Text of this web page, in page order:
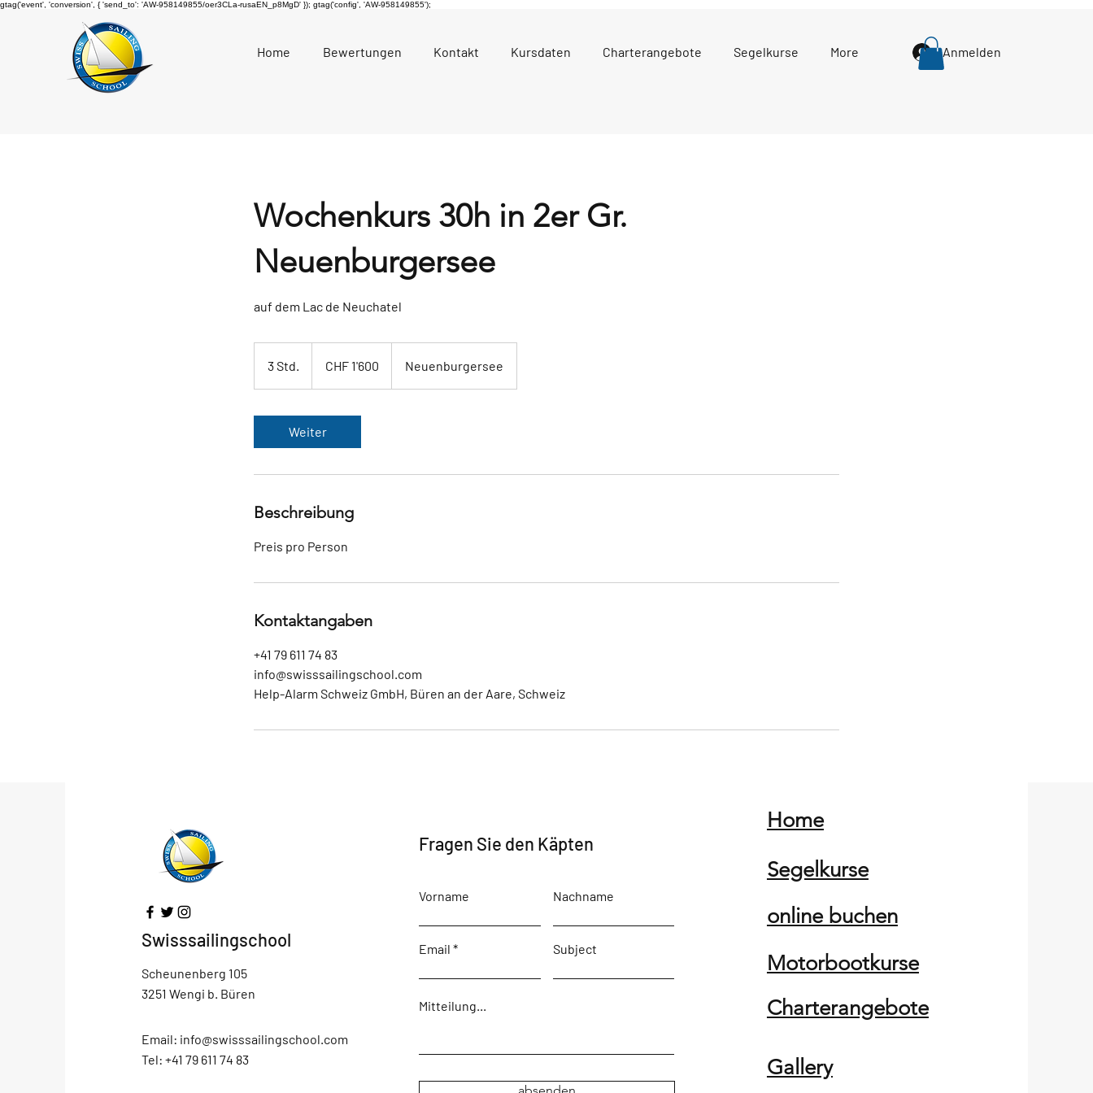
gtag('event', 'conversion', { 'send_to': 'AW-958149855/oer3CLa-rusaEN_p8MgD' }); gtag('config', 'AW-958149855');
Home Bewertungen Kontakt Kursdaten Charterangebote Segelkurse More Anmelden
Wochenkurs 30h in 2er Gr.
Neuenburgersee
auf dem Lac de Neuchatel
3 Std.
S
d
Franken
CHF 1'600 Neuenburgersee
Weiter
Beschreibung
Preis pro Person
Kontaktangaben
+41 79 611 74 83
info@swisssailingschool.com
Help-Alarm Schweiz GmbH, Büren an der Aare, Schweiz
Swisssailingschool
Scheunenberg 105
3251 Wengi b. Büren
Email: info@swisssailingschool.com
Tel: +41 79 611 74 83
Fragen Sie den Käpten
Vorname Nachname
Email Subject
Mitteilung...
Home
Segelkurse
online buchen
Motorbootkurse
Charterangebote
Gallery